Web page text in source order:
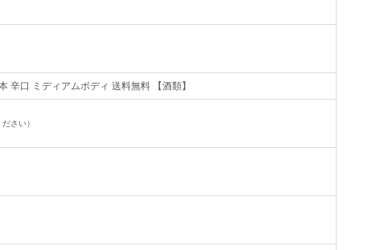
口 ミディアムボディ 送料無料 【酒類】
さい）